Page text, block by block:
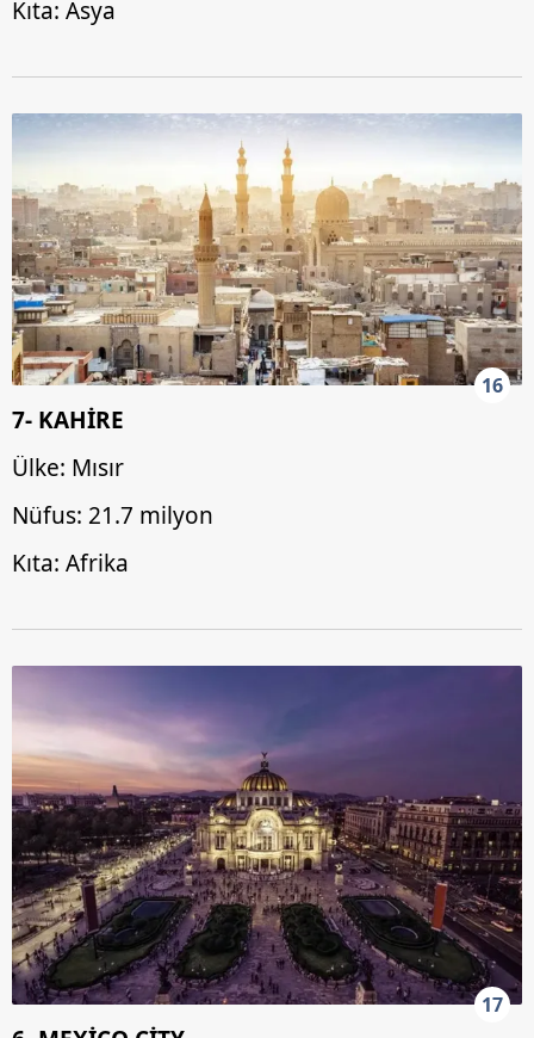
Kıta: Asya
16
7- KAHİRE
Ülke: Mısır
Nüfus: 21.7 milyon
Kıta: Afrika
17